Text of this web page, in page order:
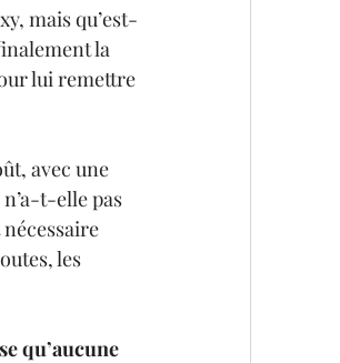
mais qu’est-
la
lui remettre
avec une
t-elle pas
les
qu’aucune